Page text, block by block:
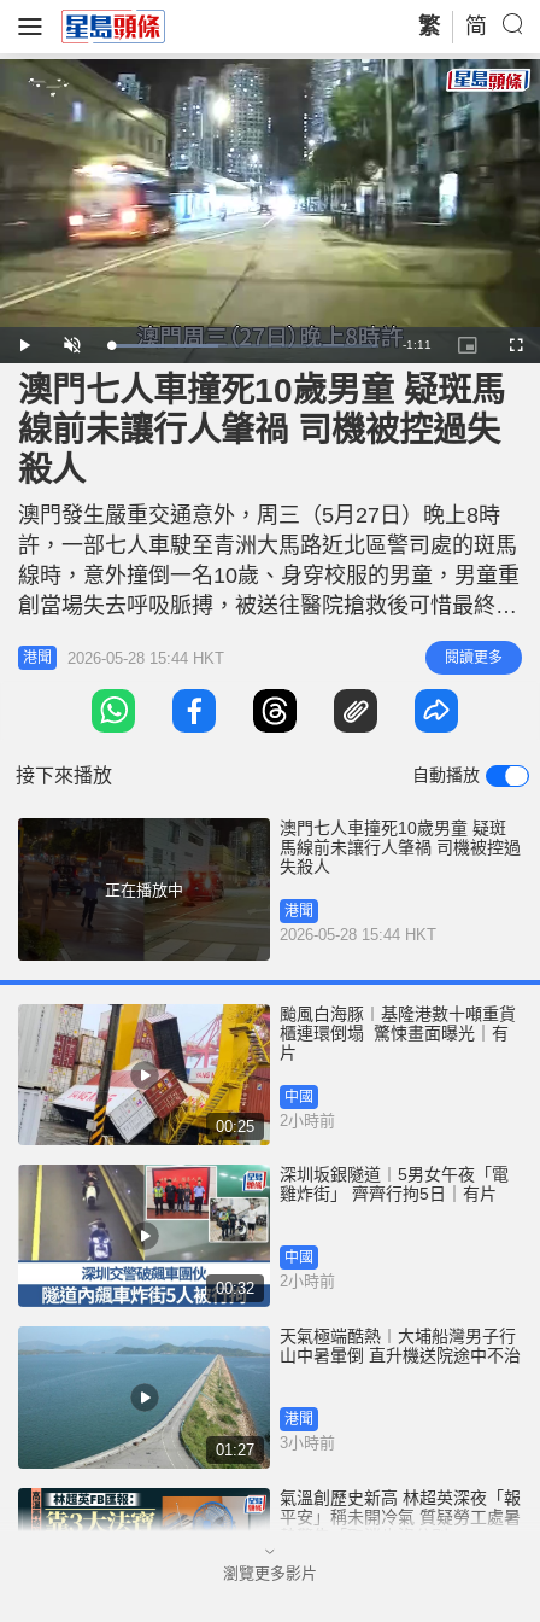
繁 简
P
l
a
y
U
n
m
u
t
e
L
o
a
d
e
d
:
0
R
e
m
n
n
-1:11
P
i
c
t
u
e
-
i
c
t
r
e
F
u
澳門七人車撞死10歲男童 疑斑馬
線前未讓行人肇禍 司機被控過失
殺人
澳門發生嚴重交通意外，周三（5月27日）晚上8時
許，一部七人車駛至青洲大馬路近北區警司處的斑馬
線時，意外撞倒一名10歲、身穿校服的男童，男童重
創當場失去呼吸脈搏，被送往醫院搶救後可惜最終不
治。 當地治安警表示，離世男童及肇事司機均為澳
門居民，司機40多歲，事後通過酒精呼氣。經初步蒐
證、翻看閉路電視及行車記錄儀，懷疑司機駛至現場
過路處時，未有先讓行人肇禍。至今日（5月28日）
港聞 2026-05-28 15:44 HKT 閱讀更多
接下來播放 自動播放
正在播放中
澳門七人車撞死10歲男童 疑斑
馬線前未讓行人肇禍 司機被控過
失殺人
港聞
2026-05-28 15:44 HKT
00:25
颱風白海豚︱基隆港數十噸重貨
櫃連環倒塌 驚悚畫面曝光｜有
片
中國
2小時前
00:32
深圳坂銀隧道︱5男女午夜「電
雞炸街」 齊齊行拘5日｜有片
中國
2小時前
01:27
天氣極端酷熱︱大埔船灣男子行
山中暑暈倒 直升機送院途中不治
港聞
3小時前
氣溫創歷史新高 林超英深夜「報
平安」稱未開冷氣 質疑勞工處暑
熱警告「取消也沒分別」
港聞
瀏覽更多影片